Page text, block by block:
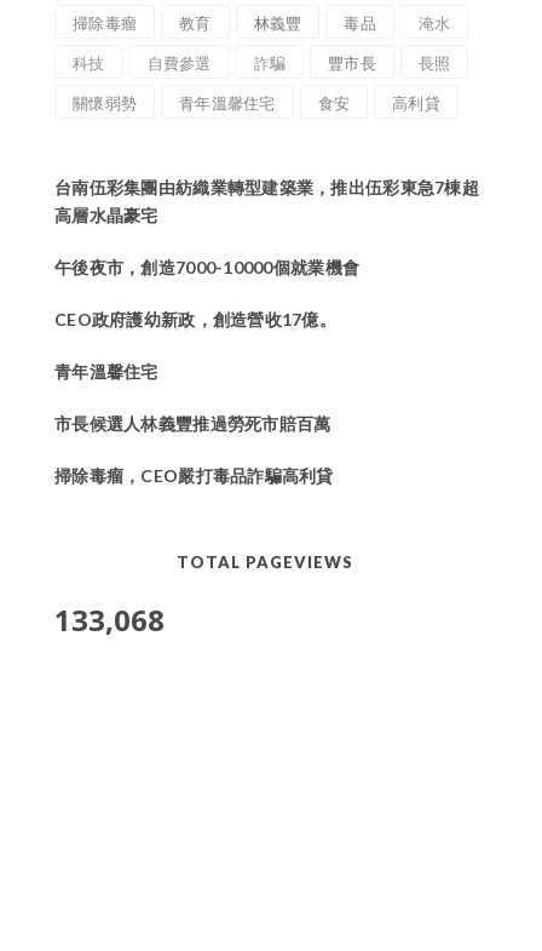
掃除毒瘤 教育 林義豐 毒品 淹水
科技 自費參選 詐騙 豐市長 長照
關懷弱勢 青年溫馨住宅 食安 高利貸
台南伍彩集團由紡織業轉型建築業，推出伍彩東急7棟超
高層水晶豪宅
午後夜市，創造7000-10000個就業機會
CEO政府護幼新政，創造營收17億。
青年溫馨住宅
市長候選人林義豐推過勞死市賠百萬
掃除毒瘤，CEO嚴打毒品詐騙高利貸
TOTAL PAGEVIEWS
133,068